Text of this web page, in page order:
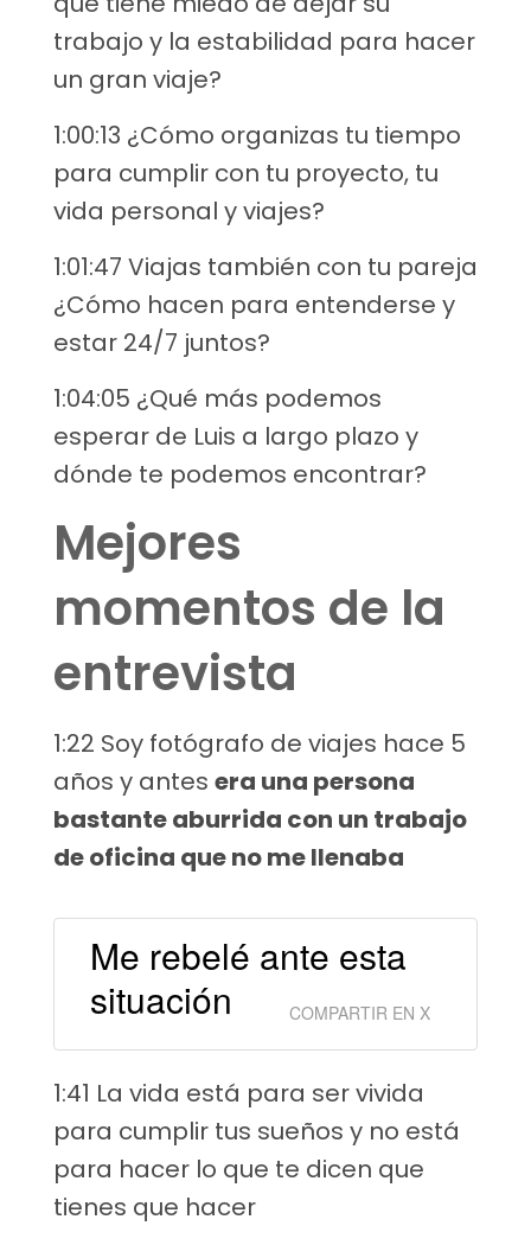
trabajo y la estabilidad para hacer
un gran viaje?
1:00:13 ¿Cómo organizas tu tiempo
para cumplir con tu proyecto, tu
vida personal y viajes?
1:01:47 Viajas también con tu pareja
¿Cómo hacen para entenderse y
estar 24/7 juntos?
1:04:05 ¿Qué más podemos
esperar de Luis a largo plazo y
dónde te podemos encontrar?
Mejores
momentos de la
entrevista
1:22 Soy fotógrafo de viajes hace 5
años y antes era una persona
bastante aburrida con un trabajo
de oficina que no me llenaba
Me rebelé ante esta
situación
COMPARTIR EN X
1:41 La vida está para ser vivida
para cumplir tus sueños y no está
para hacer lo que te dicen que
tienes que hacer